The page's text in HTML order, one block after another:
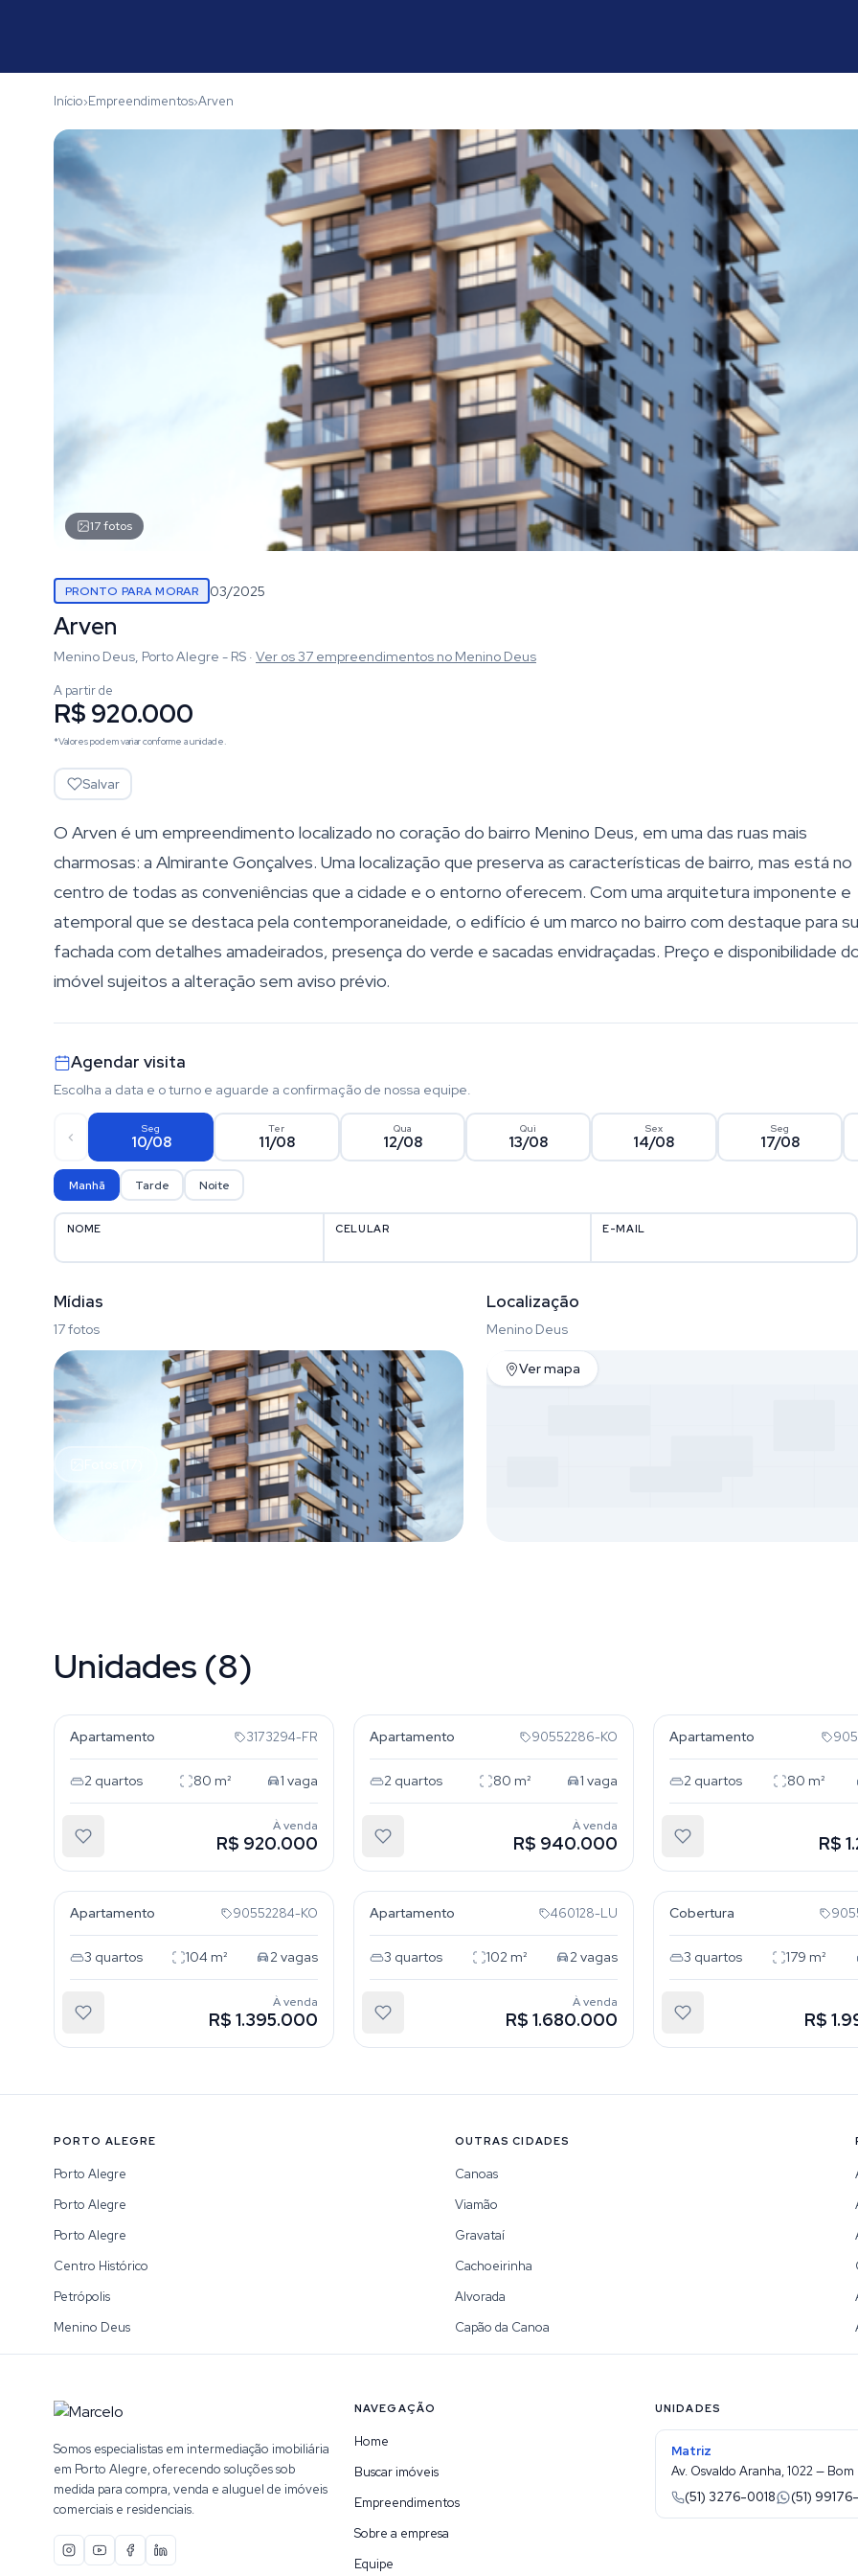
Início›Empreendimentos›Arven
17fotos
PRONTO PARA MORAR 03/2025
Arven
Menino Deus, Porto Alegre - RS · Ver os37 empreendimentos no Menino Deus
A partir de
R$ 920.000
*Valores podem variar conforme a unidade.
Salvar
O Arven é um empreendimento localizado no coração do bairro Menino Deus, em uma das ruas mais
charmosas: a Almirante Gonçalves. Uma localização que preserva as características de bairro, mas está no
centro de todas as conveniências que a cidade e o entorno oferecem. Com uma arquitetura imponente e
atemporal que se destaca pela contemporaneidade, o edifício é um marco no bairro com destaque para
fachada com detalhes amadeirados, presença do verde e sacadas envidraçadas. Preço e disponibilidade
imóvel sujeitos a alteração sem aviso prévio.
Agendar visita
Escolha a data e o turno e aguarde a confirmação de nossa equipe.
Seg
10/08
Ter
11/08
Qua
12/08
Qui
13/08
Sex
14/08
Seg
17/08
Manhã Tarde Noite
NOME CELULAR E-MAIL
Mídias
17 fotos
Localização
Menino Deus
Ver mapa
Unidades (8)
Apartamento 3173294-FR
2 quartos 80 m² 1 vaga
À venda
R$ 920.000
Apartamento 90552286-KO
2 quartos 80 m² 1 vaga
À venda
R$ 940.000
Apartamento
2 quartos 80 m²
R$
Menino Deus
Apartamento 90552284-KO
3 quartos 104 m² 2vagas
À venda
R$ 1.395.000
Menino Deus
Apartamento 460128-LU
3 quartos 102m² 2vagas
À venda
R$ 1.680.000
Menino Deus
Cobertura
3 quartos 179 m²
R$
PORTO ALEGRE
Porto Alegre
Porto Alegre
Porto Alegre
Centro Histórico
Petrópolis
Menino Deus
OUTRAS CIDADES
Canoas
Viamão
Gravataí
Cachoeirinha
Alvorada
Capão da Canoa
Somos especialistas em intermediação imobiliária
em Porto Alegre, oferecendo soluções sob
medida para compra, venda e aluguel de imóveis
comerciais e residenciais.
NAVEGAÇÃO
Home
Buscar imóveis
Empreendimentos
Sobre a empresa
Equipe
UNIDADES
Matriz
Av. Osvaldo Aranha, 1022 —
(51) 3276-0018
(51)